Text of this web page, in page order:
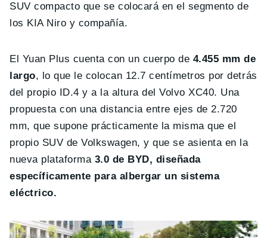
SUV compacto que se colocará en el segmento de
los KIA Niro y compañía.
El Yuan Plus cuenta con un cuerpo de 4.455 mm de
largo, lo que le colocan 12.7 centímetros por detrás
del propio ID.4 y a la altura del Volvo XC40. Una
propuesta con una distancia entre ejes de 2.720
mm, que supone prácticamente la misma que el
propio SUV de Volkswagen, y que se asienta en la
nueva plataforma 3.0 de BYD, diseñada
específicamente para albergar un sistema
eléctrico.